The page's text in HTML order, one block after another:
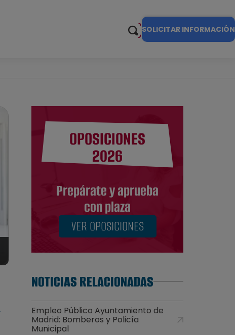
SOLICITAR INFORMACIÓN
OPOSICIONES
2026
Prepárate y aprueba
con plaza
VER OPOSICIONES
NOTICIAS RELACIONADAS
Empleo Público Ayuntamiento de
Madrid: Bomberos y Policía
Municipal